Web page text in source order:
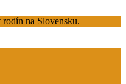
na Slovensku.
Rodičia.sk